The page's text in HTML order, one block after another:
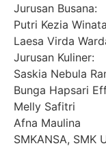
Jurusan Busana:
Putri Kezia Winata
Laesa Virda
Jurusan Kuliner:
Saskia Nebula
Bunga Hapsari
Melly Safitri
Afna Maulina
SMKANSA, SMK